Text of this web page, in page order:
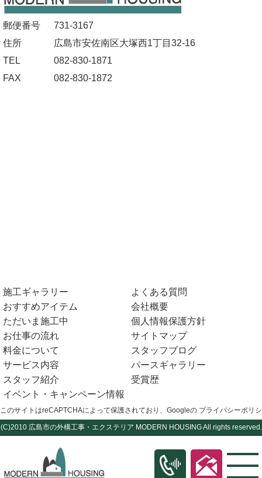
郵便番号
731-3167
住所
広島市安佐南区大塚西1丁目32-16
TEL
082-830-1871
FAX
082-830-1872
施工ギャラリー
おすすめアイテム
ただいま施工中
お仕事の流れ
料金について
サービス内容
スタッフ紹介
イベント・キャンペーン情報
よくある質問
会社概要
個人情報保護方針
サイトマップ
スタッフブログ
パースギャラリー
受賞歴
このサイトはreCAPTCHAによって保護されており、Googleの プライバシーポリ
(C)2010 広島市の外構工事・エクステリア MODERN HOUSING All rights reserved.